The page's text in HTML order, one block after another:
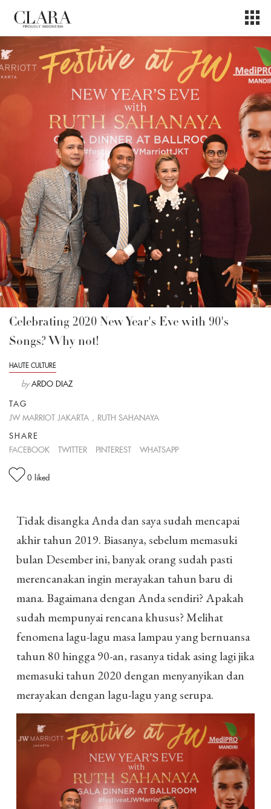
Celebrating 2020 New Year's Eve with 90's
Songs? Why not!
HAUTE CULTURE
by ARDO DIAZ
TAG
JW MARRIOT JAKARTA , RUTH SAHANAYA
SHARE
FACEBOOK
TWITTER PINTEREST WHATSAPP
0 liked
Tidak disangka Anda dan saya sudah mencapai
akhir tahun 2019. Biasanya, sebelum memasuki
bulan Desember ini, banyak orang sudah pasti
merencanakan ingin merayakan tahun baru di
mana. Bagaimana dengan Anda sendiri? Apakah
sudah mempunyai rencana khusus? Melihat
fenomena lagu-lagu masa lampau yang bernuansa
tahun 80 hingga 90-an, rasanya tidak asing lagi jika
memasuki tahun 2020 dengan menyanyikan dan
merayakan dengan lagu-lagu yang serupa.